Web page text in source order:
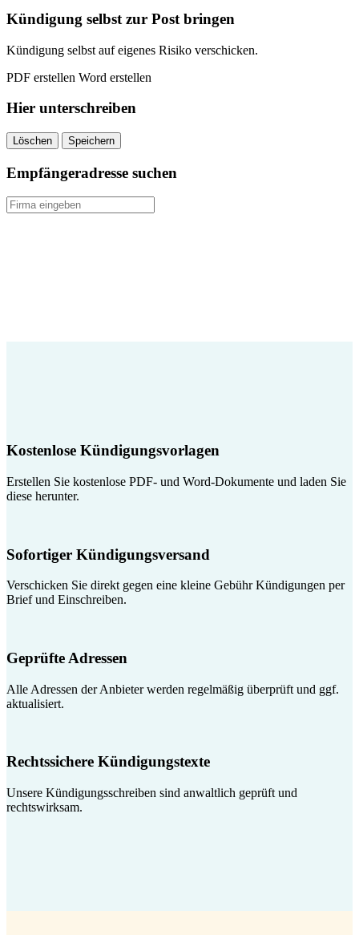
Kündigung selbst zur Post bringen
Kündigung selbst auf eigenes Risiko verschicken.
PDF erstellen Word erstellen
Hier unterschreiben
Löschen Speichern
Empfängeradresse suchen
Kostenlose Kündigungsvorlagen
Erstellen Sie kostenlose PDF- und Word-Dokumente und laden Sie
diese herunter.
Sofortiger Kündigungsversand
Verschicken Sie direkt gegen eine kleine Gebühr Kündigungen per
Brief und Einschreiben.
Geprüfte Adressen
Alle Adressen der Anbieter werden regelmäßig überprüft und ggf.
aktualisiert.
Rechtssichere Kündigungstexte
Unsere Kündigungsschreiben sind anwaltlich geprüft und
rechtswirksam.